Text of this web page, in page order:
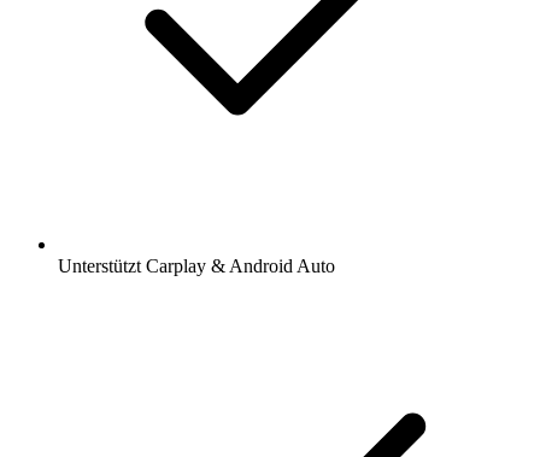
Unterstützt Carplay & Android Auto